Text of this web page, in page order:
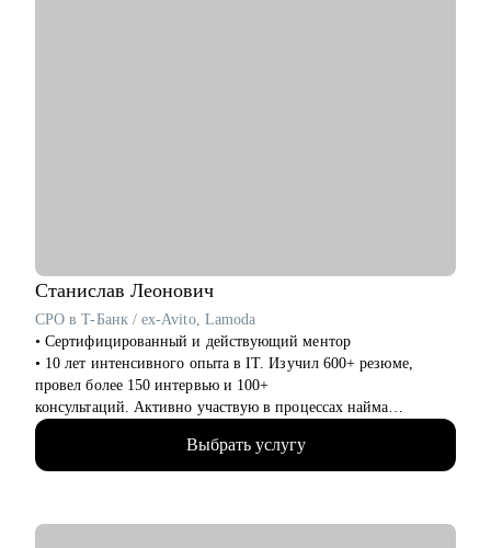
Станислав Леонович
CPO в T-Банк / ex-Avito, Lamoda
• Сертифицированный и действующий ментор
• 10 лет интенсивного опыта в IT. Изучил 600+ резюме,
провел более 150 интервью и 100+
консультаций. Активно участвую в процессах найма
продактов в Т-Банке.
• Вырос от биздева, проджекта до продакта.
• В Т-Банке развиваю нефинансовые сервисы, руковожу
Выбрать услугу